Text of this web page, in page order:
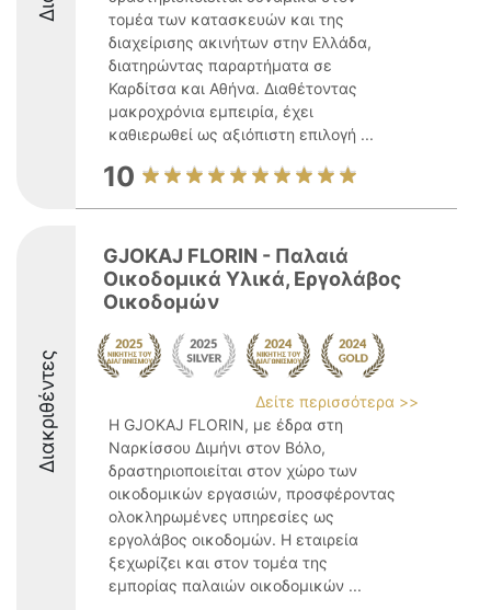
τομέα των κατασκευών και της
διαχείρισης ακινήτων στην Ελλάδα,
διατηρώντας παραρτήματα σε
Καρδίτσα και Αθήνα. Διαθέτοντας
μακροχρόνια εμπειρία, έχει
καθιερωθεί ως αξιόπιστη επιλογή ...
10
Διακριθέντες
GJOKAJ FLORIN - Παλαιά
Οικοδομικά Υλικά, Εργολάβος
Οικοδομών
Δείτε περισσότερα >>
Η GJOKAJ FLORIN, με έδρα στη
Ναρκίσσου Διμήνι στον Βόλο,
δραστηριοποιείται στον χώρο των
οικοδομικών εργασιών, προσφέροντας
ολοκληρωμένες υπηρεσίες ως
εργολάβος οικοδομών. Η εταιρεία
ξεχωρίζει και στον τομέα της
εμπορίας παλαιών οικοδομικών ...